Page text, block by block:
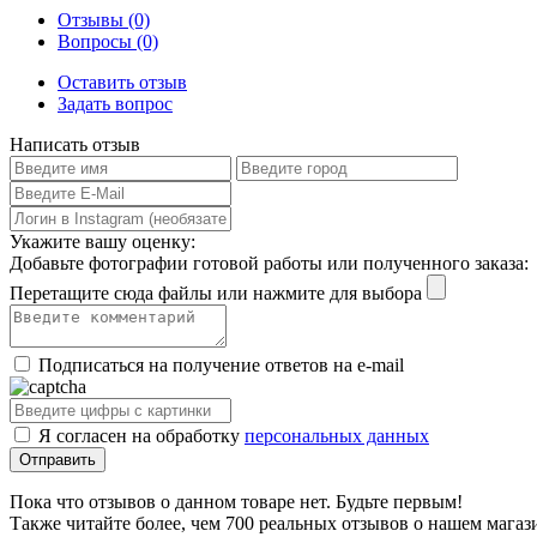
Отзывы (0)
Вопросы (0)
Оставить отзыв
Задать вопрос
Написать отзыв
Укажите вашу оценку:
Добавьте фотографии готовой работы или полученного заказа:
Перетащите сюда файлы или нажмите для выбора
Подписаться на получение ответов на e-mail
Я согласен на обработку персональных данных
Пока что отзывов о данном товаре нет. Будьте первым!
Также читайте более, чем 700 реальных отзывов о нашем